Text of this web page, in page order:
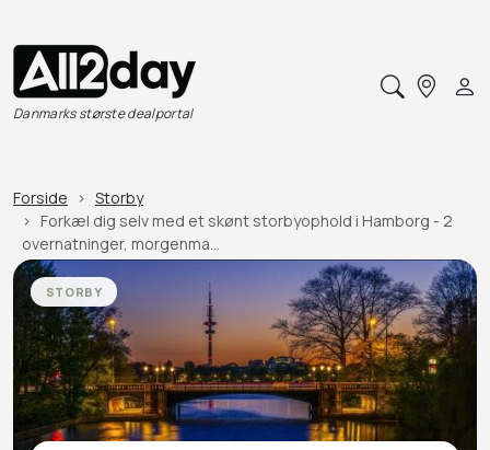
Danmarks største dealportal
Forside
Storby
Forkæl dig selv med et skønt storbyophold i Hamborg - 2
overnatninger, morgenma…
STORBY